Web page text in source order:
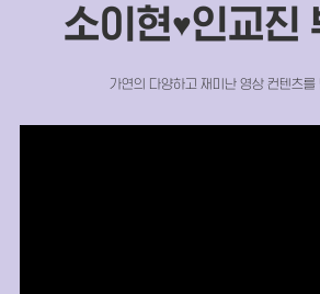
소이현♥인교진
가연의 다양하고 재미난 영상 컨텐츠를